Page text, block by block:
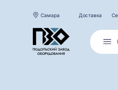
Самара Доставка